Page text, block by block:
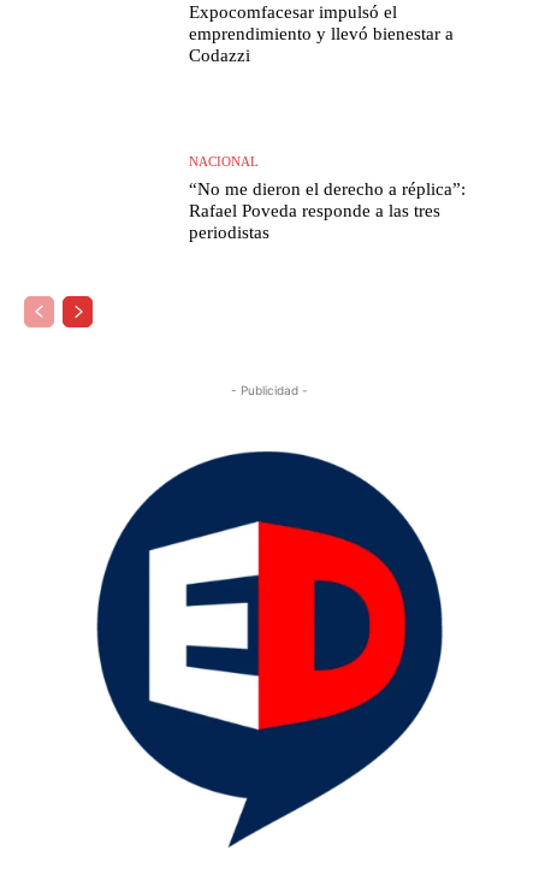
Expocomfacesar impulsó el
emprendimiento y llevó bienestar a
Codazzi
NACIONAL
“No me dieron el derecho a réplica”:
Rafael Poveda responde a las tres
periodistas
- Publicidad -